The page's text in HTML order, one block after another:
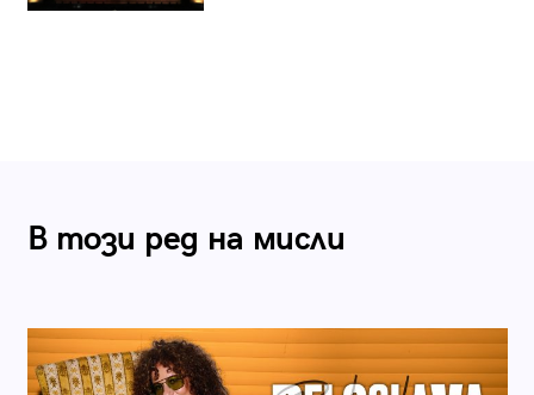
В този ред на мисли